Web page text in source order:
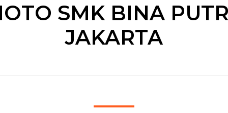
SMK BINA
JAKARTA